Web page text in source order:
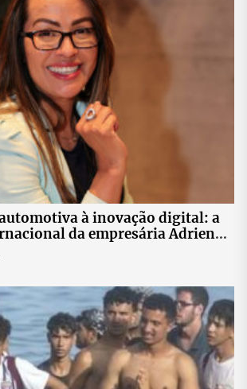
à inovação digital: a
da empresária Adriene